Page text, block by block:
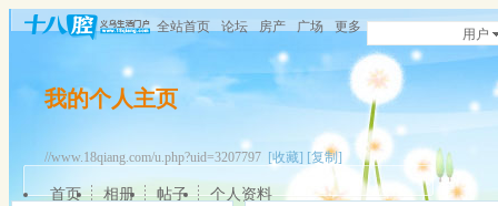
全站首页 论坛 房产 广场 更多 用户
我的个人主页
//www.18qiang.com/u.php?uid=3207797 [收藏] [复制]
首页 相册 帖子 个人资料